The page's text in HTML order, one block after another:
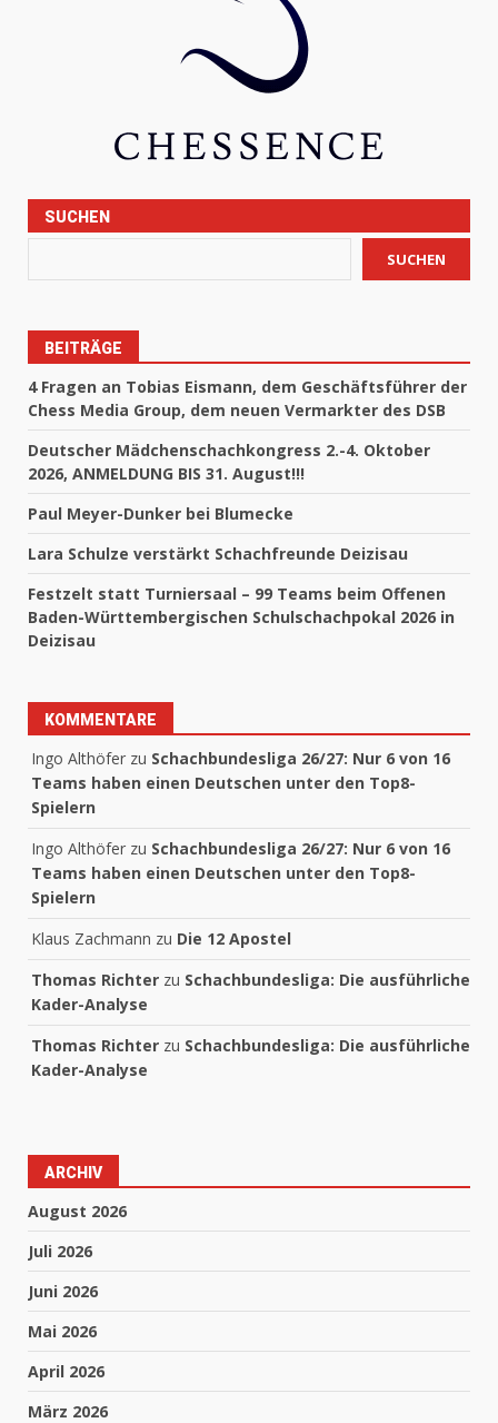
SUCHEN
SUCHEN
BEITRÄGE
4 Fragen an Tobias Eismann, dem Geschäftsführer der
Chess Media Group, dem neuen Vermarkter des DSB
Deutscher Mädchenschachkongress 2.-4. Oktober
2026, ANMELDUNG BIS 31. August!!!
Paul Meyer-Dunker bei Blumecke
Lara Schulze verstärkt Schachfreunde Deizisau
Festzelt statt Turniersaal – 99 Teams beim Offenen
Baden-Württembergischen Schulschachpokal 2026 in
Deizisau
KOMMENTARE
Ingo Althöfer zu Schachbundesliga 26/27: Nur 6 von 16
Teams haben einen Deutschen unter den Top8-
Spielern
Ingo Althöfer zu Schachbundesliga 26/27: Nur 6 von 16
Teams haben einen Deutschen unter den Top8-
Spielern
Klaus Zachmann zu Die 12 Apostel
Thomas Richter zu Schachbundesliga: Die ausführliche
Kader-Analyse
Thomas Richter zu Schachbundesliga: Die ausführliche
Kader-Analyse
ARCHIV
August 2026
Juli 2026
Juni 2026
Mai 2026
April 2026
März 2026